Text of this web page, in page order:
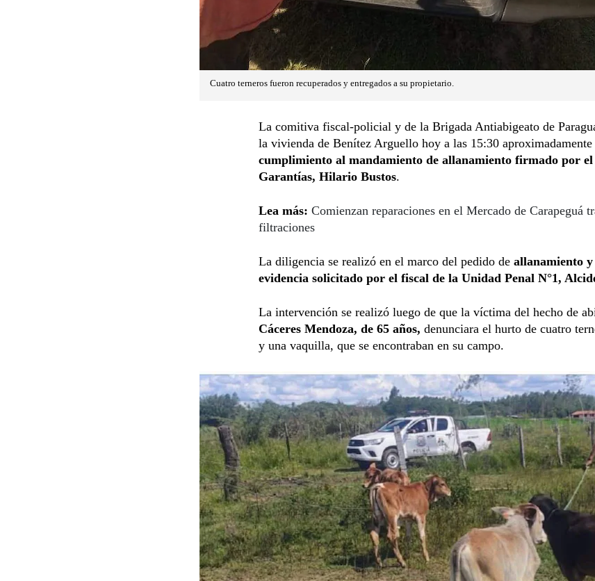
Cuatro terneros fueron recuperados y entregados a su propietario.
La comitiva fiscal-policial y de la Brigada Antiabigeato de
la vivienda de Benítez Arguello hoy a las 15:30 aproximadamente
cumplimiento al mandamiento de allanamiento firmado por el
Garantías, Hilario Bustos.
Lea más: Comienzan reparaciones en el Mercado de Carapeguá
filtraciones
La diligencia se realizó en el marco del pedido de allanamiento y
evidencia solicitado por el fiscal de la Unidad Penal N°1,
La intervención se realizó luego de que la víctima del hecho de
Cáceres Mendoza, de 65 años, denunciara el hurto de cuatro
y una vaquilla, que se encontraban en su campo.